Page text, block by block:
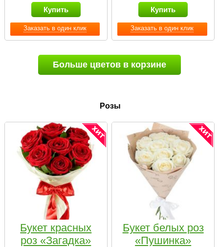
Заказать в один клик
Купить
Заказать в один клик
Купить
Больше цветов в корзине
Розы
Букет красных
роз «Загадка»
Букет белых роз
«Пушинка»